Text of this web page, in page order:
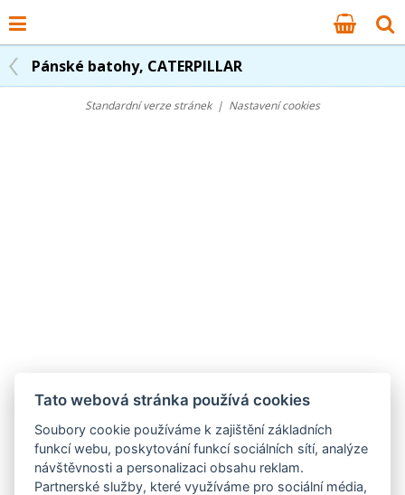
Pánské batohy, CATERPILLAR
Standardní verze stránek| Nastavení cookies
Tato webová stránka používá cookies
Soubory cookie používáme k zajištění základních
funkcí webu, poskytování funkcí sociálních sítí, analýze
návštěvnosti a personalizaci obsahu reklam.
Partnerské služby, které využíváme pro sociální média,